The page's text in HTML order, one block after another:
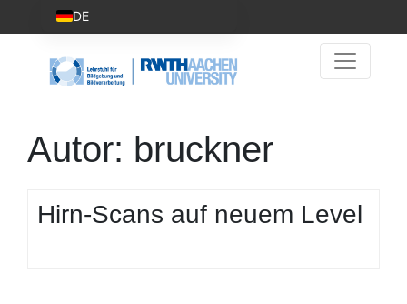
Autor: bruckner
Hirn-Scans auf neuem Level
DE